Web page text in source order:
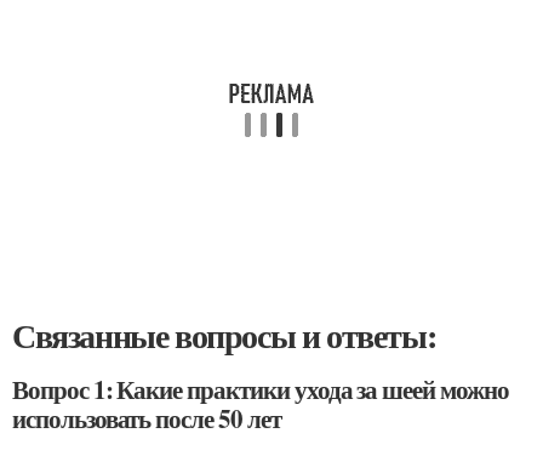
Связанные вопросы и ответы:
Вопрос 1: Какие практики ухода за шеей можно
использовать после 50 лет